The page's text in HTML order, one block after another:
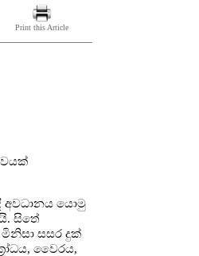
Print this Article
අවධානය යොමු
සිතේ
සසර දුක්
වෛරය,